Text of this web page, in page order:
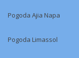
Pogoda Ajia Napa
Pogoda Limassol